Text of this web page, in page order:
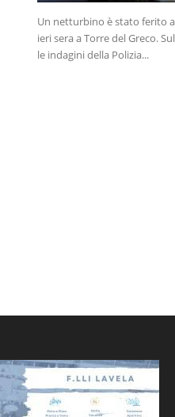
Un netturbino è stato ferito
ieri sera a Torre del Greco.
le indagini della Polizia...